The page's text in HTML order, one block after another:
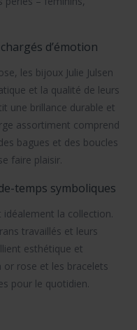
d’émotion
, les bijoux Julie Julsen
et la qualité de leurs
une brillance durable et
assortiment comprend
bagues et des boucles
faire plaisir.
temps symboliques
idéalement la collection.
travaillés et leurs
esthétique et
or rose et les bracelets
pour le quotidien.